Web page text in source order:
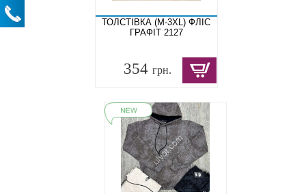
ТОЛСТІВКА (M-3XL) ФЛІС
ГРАФІТ 2127
354 грн.